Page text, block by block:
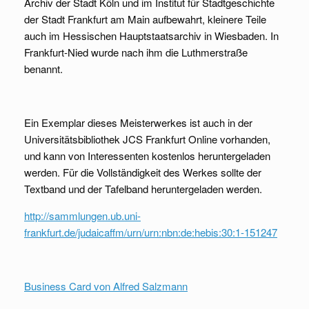
der Stadt Frankfurt am Main aufbewahrt, kleinere Teile
auch im Hessischen Hauptstaatsarchiv in Wiesbaden. In
Frankfurt-Nied wurde nach ihm die Luthmerstraße
benannt.
Ein Exemplar dieses Meisterwerkes ist auch in der
Universitätsbibliothek JCS Frankfurt Online vorhanden,
und kann von Interessenten kostenlos heruntergeladen
werden. Für die Vollständigkeit des Werkes sollte der
Textband und der Tafelband heruntergeladen werden.
http://sammlungen.ub.uni-
frankfurt.de/judaicaffm/urn/urn:nbn:de:hebis:30:1-151247
Business Card von Alfred Salzmann